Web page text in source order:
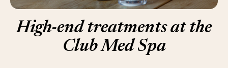
High-end treatments at the
Club Med Spa